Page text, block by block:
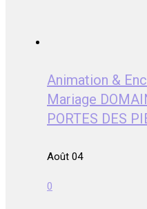
Animation &
Mariage
PORTES DES
Août 04
0